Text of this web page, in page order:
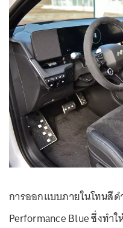
การออกแบบภายในโทนสี
Performance Blue ซึ่งทำ